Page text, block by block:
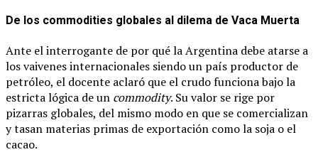
De los commodities globales al dilema de Vaca Muerta
Ante el interrogante de por qué la Argentina debe atarse a
los vaivenes internacionales siendo un país productor de
petróleo, el docente aclaró que el crudo funciona bajo la
estricta lógica de un commodity. Su valor se rige por
pizarras globales, del mismo modo en que se comercializan
y tasan materias primas de exportación como la soja o el
cacao.